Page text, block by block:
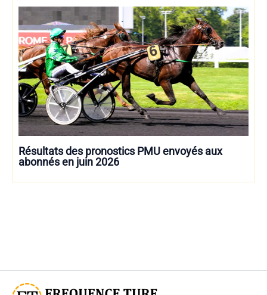
Résultats des pronostics PMU envoyés aux
abonnés en juin 2026